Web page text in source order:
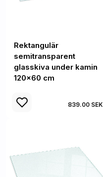
Rektangulär
semitransparent
glasskiva under kamin
120x60 cm
839.00 SEK